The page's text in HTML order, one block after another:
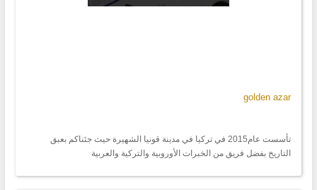
golden azar
تأسست عام2015 في تركيا في مدينة قونيا الشهيرة حيث جئناكم بعبق
التاريخ بفضل فريق من الخبرات الأوروبية والتركية والعربية